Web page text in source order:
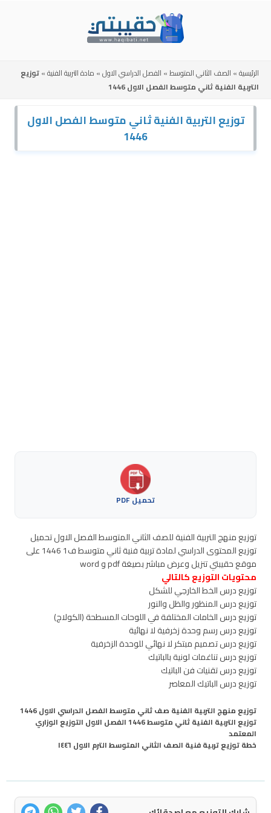
الرئيسية» الصف الثاني المتوسط» الفصل الدراسي الاول» مادة التربية الفنية»توزيع
التربية الفنية ثاني متوسط الفصل الاول 1446
توزيع التربية الفنية ثاني متوسط الفصل الاول
1446
تحميل PDF
توزيع منهج التربية الفنية للصف الثاني المتوسط الفصل الاول تحميل
توزيع المحتوى الدراسي لمادة تربية فنية ثاني متوسط ف1 1446 على
موقع حقيبتي تنزيل وعرض مباشر بصيغة pdf و word
محتويات التوزيع كالتالي
توزيع درس الخط الخارجي للشكل
توزيع درس المنظور والظل والنور
توزيع درس الخامات المختلفة في اللوحات المسطحة (الكولاج)
توزيع درس رسم وحدة زخرفية لا نهائية
توزيع درس تصميم مبتكر لا نهائي للوحدة الزخرفية
توزيع درس تناغمات لونية بالباتيك
توزيع درس تقنيات فن الباتيك
توزيع درس الباتيك المعاصر
توزيع منهج التربية الفنية صف ثاني متوسط الفصل الدراسي الاول 1446
توزيع التربية الفنية ثاني متوسط 1446 الفصل الاول التوزيع الوزاري
المعتمد
خطة توزيع تربية فنية الصف الثاني المتوسط الترم الاول ١٤٤٦